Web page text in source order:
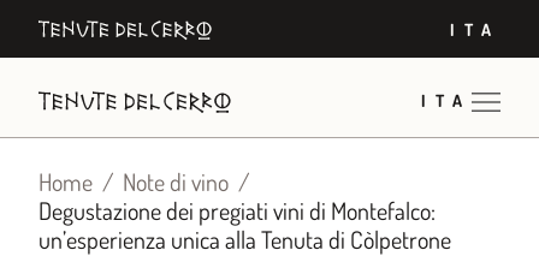
ITA
ITA
Home
Note di vino
Degustazione dei pregiati vini di Montefalco:
un’esperienza unica alla Tenuta di Còlpetrone